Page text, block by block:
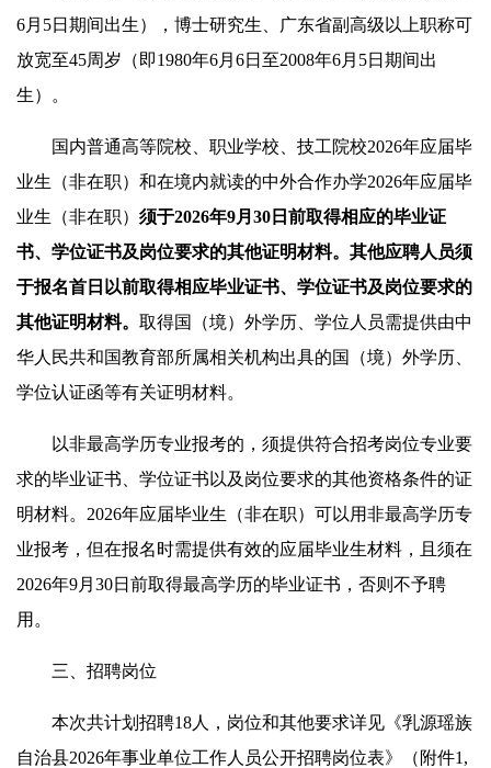
6月5日期间出生），博士研究生、广东省副高级以上职称可
放宽至45周岁（即1980年6月6日至2008年6月5日期间出
生）。
国内普通高等院校、职业学校、技工院校2026年应届毕
业生（非在职）和在境内就读的中外合作办学2026年应届毕
业生（非在职） 须于2026年9月30 日前取得相应的毕业证
书、学位证书及岗位要求的其他证明材料。 其他应聘人员须
于报名首日以前取得相应毕业证书、学位证书及岗位要求的
其他证明材料。 取得国（境）外学历、学位人员需提供由中
华人民共和国教育部所属相关机构出具的国（境）外学历、
学位认证函等有关证明材料。
以非最高学历专业报考的，须提供符合招考岗位专业要
求的毕业证书、学位证书以及岗位要求的其他资格条件的证
明材料。2026年应届毕业生（非在职）可以用非最高学历专
业报考，但在报名时需提供有效的应届毕业生材料，且须在
2026年9月30日前取得最高学历的毕业证书，否则不予聘
用。
三、招聘岗位
本次共计划招聘18人，岗位和其他要求详见《乳源瑶族
自治县2026年事业单位工作人员公开招聘岗位表》（附件1,